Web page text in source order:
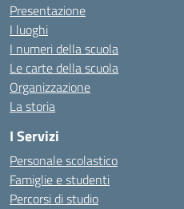
Presentazione
I luoghi
I numeri della scuola
Le carte della scuola
Organizzazione
La storia
I Servizi
Personale scolastico
Famiglie e studenti
Percorsi di studio